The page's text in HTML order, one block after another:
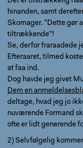
hinanden, samt
Skomager. "Dette gør
tiltrækkende"!
Se, derfor fraraadede
Efteraaret, tilmed
at faa ind.
Dog havde jeg givet
Dem en
deltage, hvad jeg jo
nuværende Formand
ofte er lidt generende
2) Selvfølgelig